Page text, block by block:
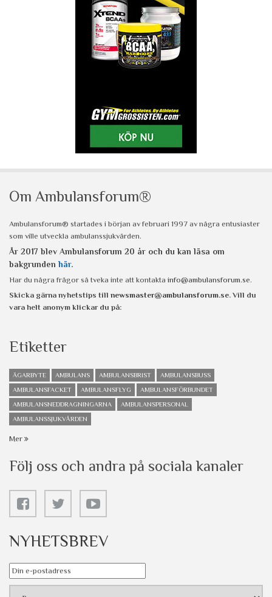
Om Ambulansforum®
Ambulansforum® startades i början av februari 1997 av några entusiaster
som ville utveckla ambulanssjukvården.
År 2017 blev Ambulansforum 20 år och du kan läsa om
bakgrunden här.
Har du några frågor så tveka inte att kontakta info@ambulansforum.se.
Skicka gärna nyhetstips till newsmaster@ambulansforum.se. Vill du
vara helt anonym klickar du på:
Etiketter
ÄGARBYTE AMBULANS AMBULANSBRIST
AMBULANSBUSS
AMBULANSFACKET
AMBULANSFLYG
AMBULANSFÖRBUNDET
AMBULANSNEDDRAGNINGARNA
AMBULANSPERSONAL
AMBULANSSJUKVÅRDEN
Mer
Följ oss och andra på sociala kanaler
NYHETSBREV